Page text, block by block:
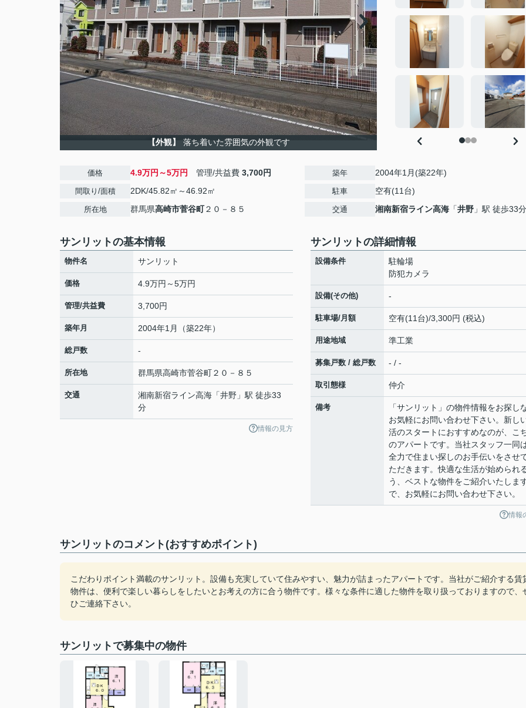
【外観】 落ち着いた雰囲気の外観です
価格 4.9万円～5万円 管理/共益費 3,700円
間取り/面積 2DK/45.82㎡～46.92㎡
所在地 群馬県高崎市菅谷町２０－８５
築年 2004年1月(築22年)
駐車 空有(11台)
交通 湘南新宿ライン高海 「井野 」駅 徒歩33分
サンリットの基本情報
物件名 サンリット
価格 4.9万円～5万円
管理/共益費 3,700円
築年月 2004年1月（築22年）
総戸数 -
所在地 群馬県高崎市菅谷町２０－８５
交通 湘南新宿ライン高海 「井野 」駅 徒歩33
分
情報の見方
サンリットの詳細情報
設備条件
駐輪場
防犯カメラ
設備(その他) -
駐車場/月額 空有(11台)/3,300円 (税込)
用途地域 準工業
募集戸数 / 総戸数 - / -
取引態様 仲介
備考
「サンリット」の物件情報をお探し
お気軽にお問い合わせ下さい。新し
活のスタートにおすすめなのが、こ
のアパートです。当社スタッフ一同は
全力で住まい探しのお手伝いをさせ
ただきます。快適な生活が始められ
う、ベストな物件をご紹介いたしま
で、お気軽にお問い合わせ下さい。
情報
サンリットのコメント(おすすめポイント)
こだわりポイント満載のサンリット。設備も充実していて住みやすい、魅力が詰まったアパートです。当社がご紹介する賃
物件は、便利で楽しい暮らしをしたいとお考えの方に合う物件です。様々な条件に適した物件を取り扱っておりますので、
ひご連絡下さい。
サンリットで募集中の物件